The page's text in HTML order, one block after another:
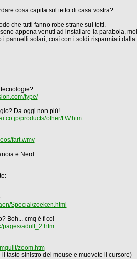
cosa capita sul tetto di casa vostra?
che tutti fanno robe strane sui tetti.
appena venuti ad installare la parabola,
i pannelli solari, così con i soldi risparmiati
type/
Da oggi non più!
products/other/LW.htm
fart.wmv
e Nerd:
Special/zoeken.html
Boh... cmq è fico!
pages/adult_2.htm
zoom.htm
tasto sinistro del mouse e muovete il cursore)